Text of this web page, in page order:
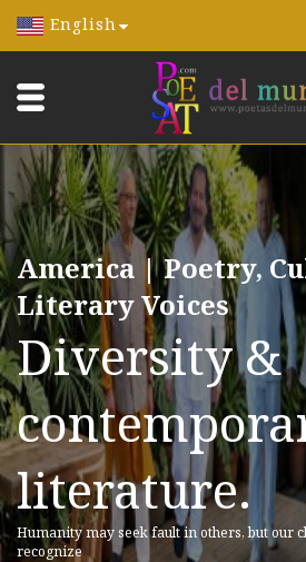
English
America | Poetry,
Literary Voices
Diversity &
literature.
Humanity may seek fault in others, but our
recognize